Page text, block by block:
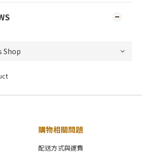
購物相關問題
配送方式與運費